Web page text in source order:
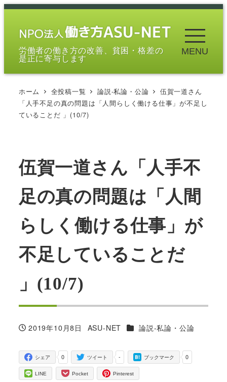
メ
労働者の働き方の改善、貧困・格差の
是正に寄与します
MENU
ホーム 全投稿一覧 論説-私論・公論
伍賀一道さん
「人手不足の真の問題は「人間らしく働ける仕事」が不足し
ていることだ 」(10/7)
伍賀一道さん「人手不
足の真の問題は「人間
らしく働ける仕事」が
不足していることだ
」(10/7)
投稿日
2019年10月8日
著
ASU-NET カテゴリー
論説-私論・公論
0
シェア -
ツイート 0
ブックマーク
LINE Pocket Pinterest